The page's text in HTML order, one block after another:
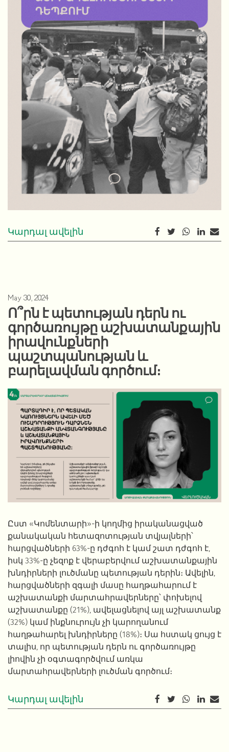
Կարդալ ավելին
May 30, 2024
Ո՞րն է պետության դերն ու
գործառույթը աշխատանքային
իրավունքների
պաշտպանության և
բարելավման գործում։
Ըստ «Կոմենտարի»-ի կողմից իրականացված
քանակական հետազոտության տվյալների՝
հարցվածների 63%-ը դժգոհ է կամ շատ դժգոհ է,
իսկ 33%-ը չեզոք է վերաբերվում աշխատանքային
խնդիրների լուծմանը պետության դերին։ Ավելին,
հարցվածների զգալի մասը հաղթահարում է
աշխատանքի մարտահրավերները՝ փոխելով
աշխատանքը (21%), ավելացնելով այլ աշխատանք
(32%) կամ ինքնուրույն չի կարողանում
հաղթահարել խնդիրները (18%)։ Սա հստակ ցույց է
տալիս, որ պետության դերն ու գործառույթը
լիովին չի օգտագործվումառկա
մարտահրավերների լուծման գործում։
Կարդալ ավելին